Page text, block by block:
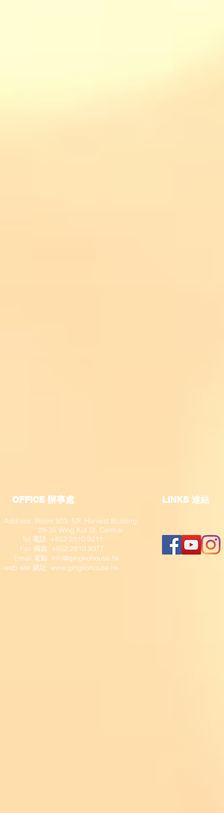
OFFICE 辦事處
Address: Room 503, 5/F, Harvest Building,
29-35 Wing Kut St, Central
Tel 電話: +852 2810 9211
Fax 傳真: +852 2810 9377
​ Email 電郵: info@gingkohouse.hk
web site 網址: www.gingkohouse.hk
​LINKS 連結